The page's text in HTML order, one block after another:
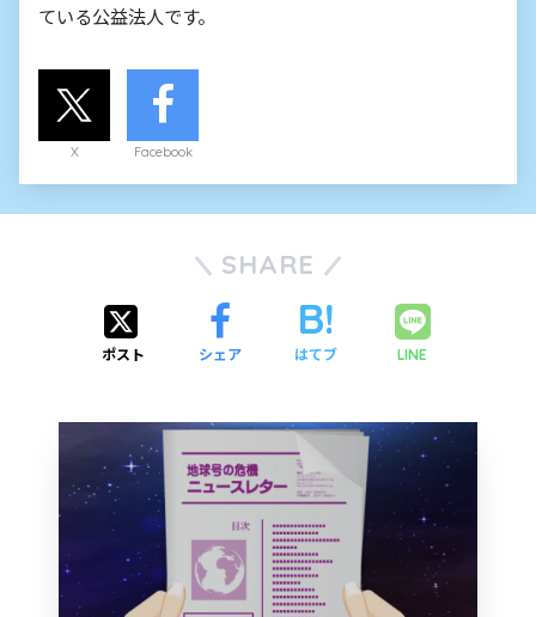
ている公益法人です。
X Facebook
SHARE
ポスト シェア はてブ LINE